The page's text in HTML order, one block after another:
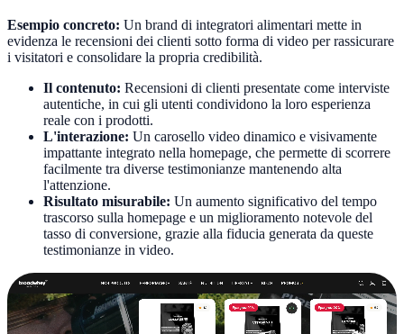
Esempio concreto: Un brand di integratori alimentari mette in
evidenza le recensioni dei clienti sotto forma di video per rassicurare
i visitatori e consolidare la propria credibilità.
Il contenuto: Recensioni di clienti presentate come interviste
autentiche, in cui gli utenti condividono la loro esperienza
reale con i prodotti.
L'interazione: Un carosello video dinamico e visivamente
impattante integrato nella homepage, che permette di scorrere
facilmente tra diverse testimonianze mantenendo alta
l'attenzione.
Risultato misurabile: Un aumento significativo del tempo
trascorso sulla homepage e un miglioramento notevole del
tasso di conversione, grazie alla fiducia generata da queste
testimonianze in video.